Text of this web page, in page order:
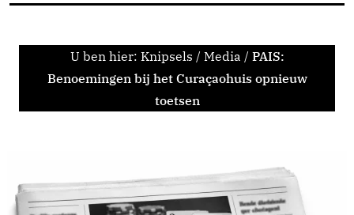
U ben hier: Knipsels / Media / PAIS:
Benoemingen bij het Curaçaohuis opnieuw
toetsen